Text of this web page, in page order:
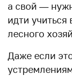
а свой —
идти
лесного
Даже если